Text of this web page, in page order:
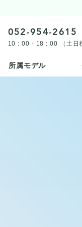
052-954-2615
10 : 00 - 18 : 00 （土日
所属モデル